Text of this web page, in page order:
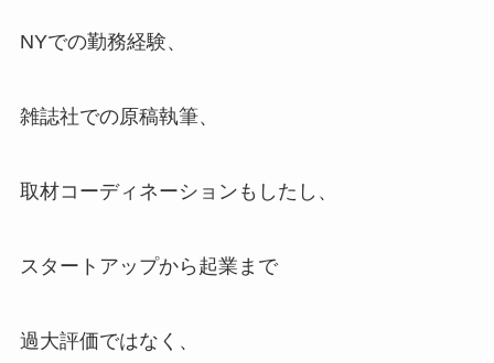
NYでの勤務経験、
雑誌社での原稿執筆、
取材コーディネーションもしたし、
スタートアップから起業まで
過大評価ではなく、